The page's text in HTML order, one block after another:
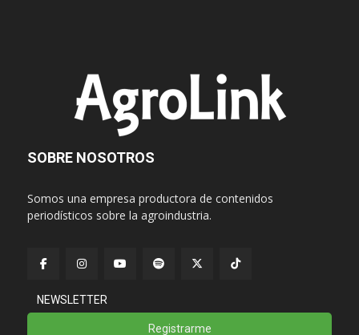
SOBRE NOSOTROS
Somos una empresa productora de contenidos
periodísticos sobre la agroindustria.
NEWSLETTER
Registrarme